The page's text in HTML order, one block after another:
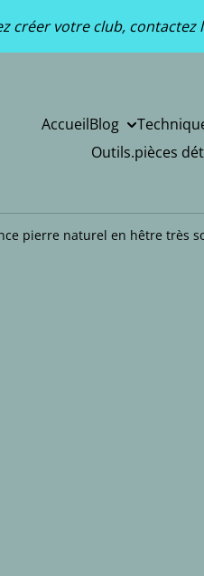
créer votre club, contactez
AccueilBlog
Outils.pièces
pierre naturel en hêtre très